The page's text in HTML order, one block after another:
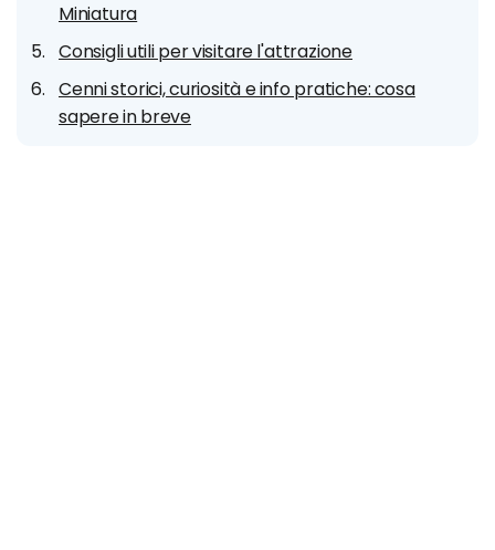
Miniatura
Consigli utili per visitare l'attrazione
Cenni storici, curiosità e info pratiche: cosa
sapere in breve